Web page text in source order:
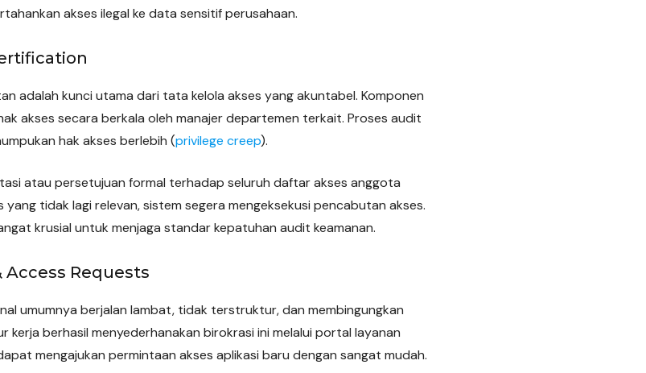
akses ilegal ke data sensitif perusahaan.
adalah kunci utama dari tata kelola akses yang akuntabel. Komponen
akses secara berkala oleh manajer departemen terkait. Proses audit
hak akses berlebih (privilege creep).
atau persetujuan formal terhadap seluruh daftar akses anggota
tidak lagi relevan, sistem segera mengeksekusi pencabutan akses.
krusial untuk menjaga standar kepatuhan audit keamanan.
Requests
umumnya berjalan lambat, tidak terstruktur, dan membingungkan
kerja berhasil menyederhanakan birokrasi ini melalui portal layanan
mengajukan permintaan akses aplikasi baru dengan sangat mudah.